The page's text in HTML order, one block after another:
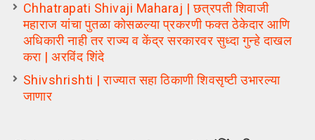
Chhatrapati Shivaji Maharaj | छत्रपती शिवाजी
महाराज यांचा पुतळा कोसळल्या प्रकरणी फक्त ठेकेदार आणि
अधिकारी नाही तर राज्य व केंद्र सरकारवर सुध्दा गुन्हे दाखल
करा | अरविंद शिंदे
Shivshrishti | राज्यात सहा ठिकाणी शिवसृष्टी उभारल्या
जाणार